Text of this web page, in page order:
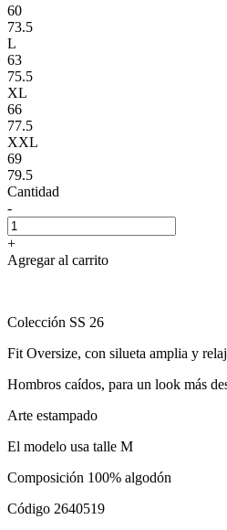
60
73.5
L
63
75.5
XL
66
77.5
XXL
69
79.5
Cantidad
-
+
Agregar al carrito
Colección SS 26
Fit Oversize, con silueta amplia y
Hombros caídos, para un look más
Arte estampado
El modelo usa talle M
Composición 100% algodón
Código 2640519